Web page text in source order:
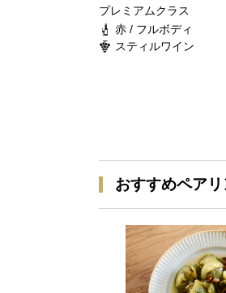
プレミアムクラス
赤 / フルボディ
スティルワイン
おすすめペア